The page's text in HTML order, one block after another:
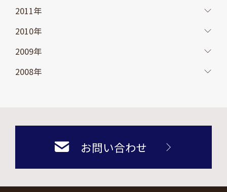
2011年
2010年
2009年
2008年
お問い合わせ